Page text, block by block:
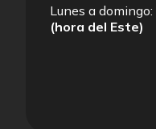
Lunes a domingo:
(hora del Este)